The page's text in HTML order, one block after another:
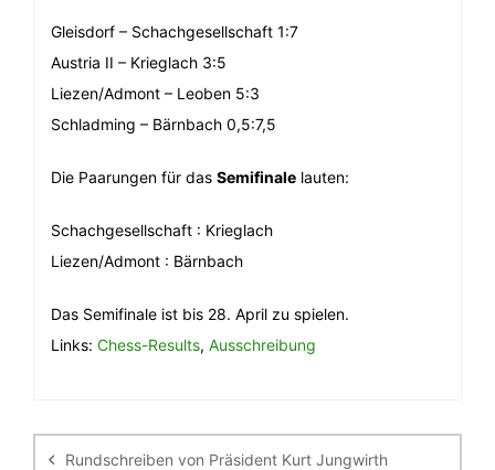
Gleisdorf – Schachgesellschaft 1:7
Austria II – Krieglach 3:5
Liezen/Admont – Leoben 5:3
Schladming – Bärnbach 0,5:7,5
Die Paarungen für das Semifinale lauten:
Schachgesellschaft : Krieglach
Liezen/Admont : Bärnbach
Das Semifinale ist bis 28. April zu spielen.
Links: Chess-Results, Ausschreibung
Rundschreiben von Präsident Kurt Jungwirth